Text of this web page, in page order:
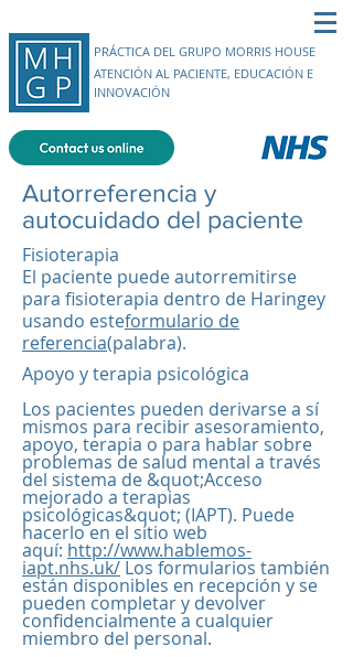
PRÁCTICA DEL GRUPO MORRIS HOUSE
ATENCIÓN AL PACIENTE, EDUCACIÓN E
INNOVACIÓN
Autorreferencia y
autocuidado del paciente
Fisioterapia
El paciente puede autorremitirse
para fisioterapia dentro de Haringey
usando esteformulario de
referencia(palabra).
Apoyo y terapia psicológica​
Los pacientes pueden derivarse a sí
mismos para recibir asesoramiento,
apoyo, terapia o para hablar sobre
problemas de salud mental a través
del sistema de &quot;Acceso
mejorado a terapias
psicológicas&quot; (IAPT). Puede
hacerlo en el sitio web
aquí: http://www.hablemos-
iapt.nhs.uk/ Los formularios también
están disponibles en recepción y se
pueden completar y devolver
confidencialmente a cualquier
miembro del personal.